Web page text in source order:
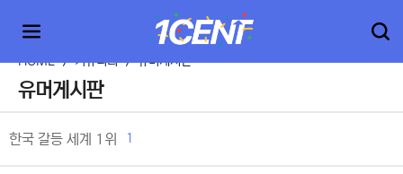
HOME > 커뮤니티 > 유머게시판
유머게시판
한국 갈등 세계 1위 1